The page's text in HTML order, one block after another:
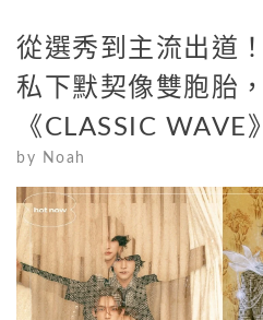
從選秀到主流出道
私下默契像雙胞胎
《CLASSIC WAVE
by Noah